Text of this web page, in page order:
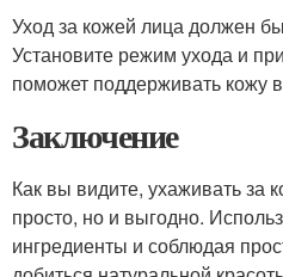
Уход за кожей лица должен
Установите режим ухода и
поможет поддерживать кожу
Заключение
Как вы видите, ухаживать за
просто, но и выгодно.
ингредиенты и соблюдая